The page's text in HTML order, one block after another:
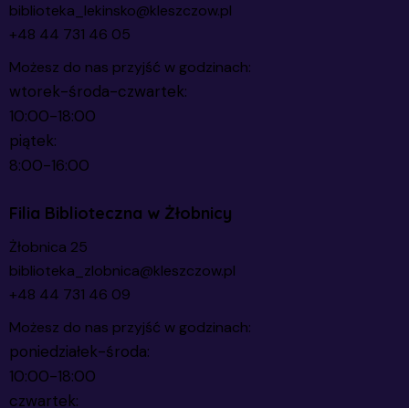
biblioteka_lekinsko@kleszczow.pl
+48 44 731 46 05
Możesz do nas przyjść w godzinach:
wtorek-środa-czwartek:
10:00-18:00
piątek:
8:00-16:00
Filia Biblioteczna w Żłobnicy
Żłobnica 25
biblioteka_zlobnica@kleszczow.pl
+48 44 731 46 09
Możesz do nas przyjść w godzinach:
poniedziałek-środa:
10:00-18:00
czwartek: